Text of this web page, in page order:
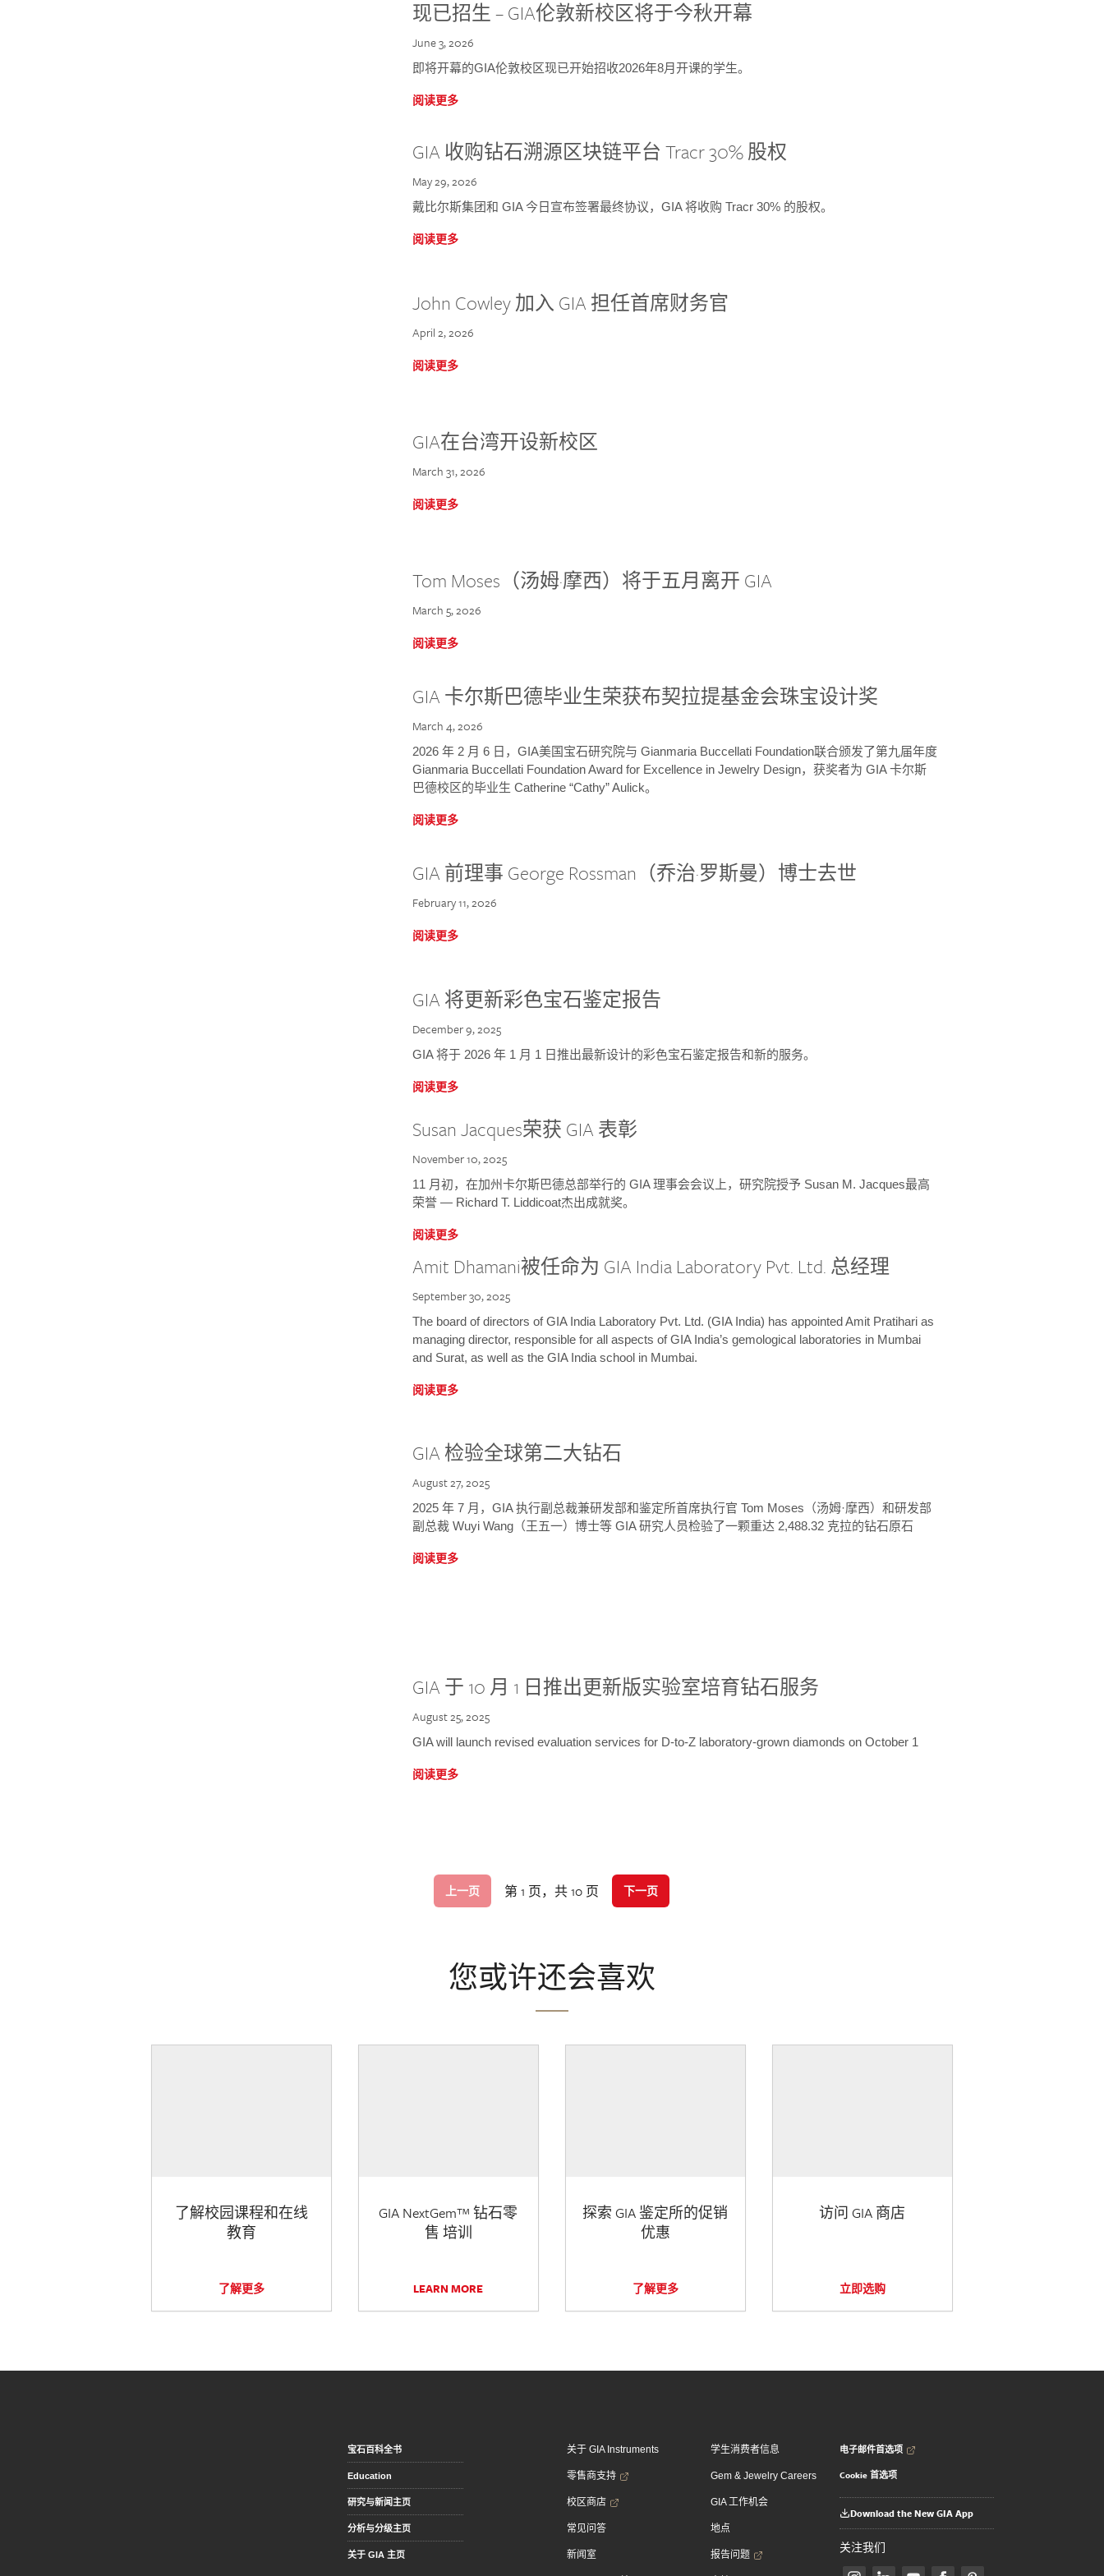
现已招生 – GIA伦敦新校区将于今秋开幕
June 3, 2026
即将开幕的GIA伦敦校区现已开始招收2026年8月开课的学生。
阅读更多
GIA 收购钻石溯源区块链平台 Tracr 30% 股权
May 29, 2026
戴比尔斯集团和 GIA 今日宣布签署最终协议，GIA 将收购 Tracr 30% 的股权。
阅读更多
John Cowley 加入 GIA 担任首席财务官
April 2, 2026
阅读更多
GIA在台湾开设新校区
March 31, 2026
阅读更多
Tom Moses（汤姆·摩西）将于五月离开 GIA
March 5, 2026
阅读更多
GIA 卡尔斯巴德毕业生荣获布契拉提基金会珠宝设计奖
March 4, 2026
2026 年 2 月 6 日，GIA美国宝石研究院与 Gianmaria Buccellati Foundation联合颁发了第九届年度
Gianmaria Buccellati Foundation Award for Excellence in Jewelry Design，获奖者为 GIA 卡尔斯
巴德校区的毕业生 Catherine “Cathy” Aulick。
阅读更多
GIA 前理事 George Rossman（乔治·罗斯曼）博士去世
February 11, 2026
阅读更多
GIA 将更新彩色宝石鉴定报告
December 9, 2025
GIA 将于 2026 年 1 月 1 日推出最新设计的彩色宝石鉴定报告和新的服务。
阅读更多
Susan Jacques荣获 GIA 表彰
November 10, 2025
11 月初，在加州卡尔斯巴德总部举行的 GIA 理事会会议上，研究院授予 Susan M. Jacques最高
荣誉 — Richard T. Liddicoat杰出成就奖。
阅读更多
Amit Dhamani被任命为 GIA India Laboratory Pvt. Ltd. 总经理
September 30, 2025
The board of directors of GIA India Laboratory Pvt. Ltd. (GIA India) has appointed Amit Pratihari as
managing director, responsible for all aspects of GIA India’s gemological laboratories in Mumbai
and Surat, as well as the GIA India school in Mumbai.
阅读更多
GIA 检验全球第二大钻石
August 27, 2025
2025 年 7 月，GIA 执行副总裁兼研发部和鉴定所首席执行官 Tom Moses（汤姆·摩西）和研发部
副总裁 Wuyi Wang（王五一）博士等 GIA 研究人员检验了一颗重达 2,488.32 克拉的钻石原石
阅读更多
GIA 于 10 月 1 日推出更新版实验室培育钻石服务
August 25, 2025
GIA will launch revised evaluation services for D-to-Z laboratory-grown diamonds on October 1
阅读更多
上一页 第 1 页，共 10 页 下一页
您或许还会喜欢
了解校园课程和在线
教育
了解更多
GIA NextGem™ 钻石零
售 培训
LEARN MORE
探索 GIA 鉴定所的促销
优惠
了解更多
访问 GIA 商店
立即选购
宝石百科全书
Education
研究与新闻主页
分析与分级主页
关于 GIA 主页
关于 GIA Instruments
零售商支持
校区商店
常见问答
新闻室
学生消费者信息
Gem & Jewelry Careers
GIA 工作机会
地点
报告问题
电子邮件首选项
Cookie 首选项
Download the New GIA App
关注我们